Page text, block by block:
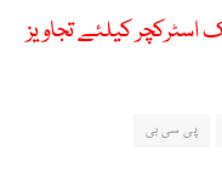
کیلئے تجاویز
پی سی بی